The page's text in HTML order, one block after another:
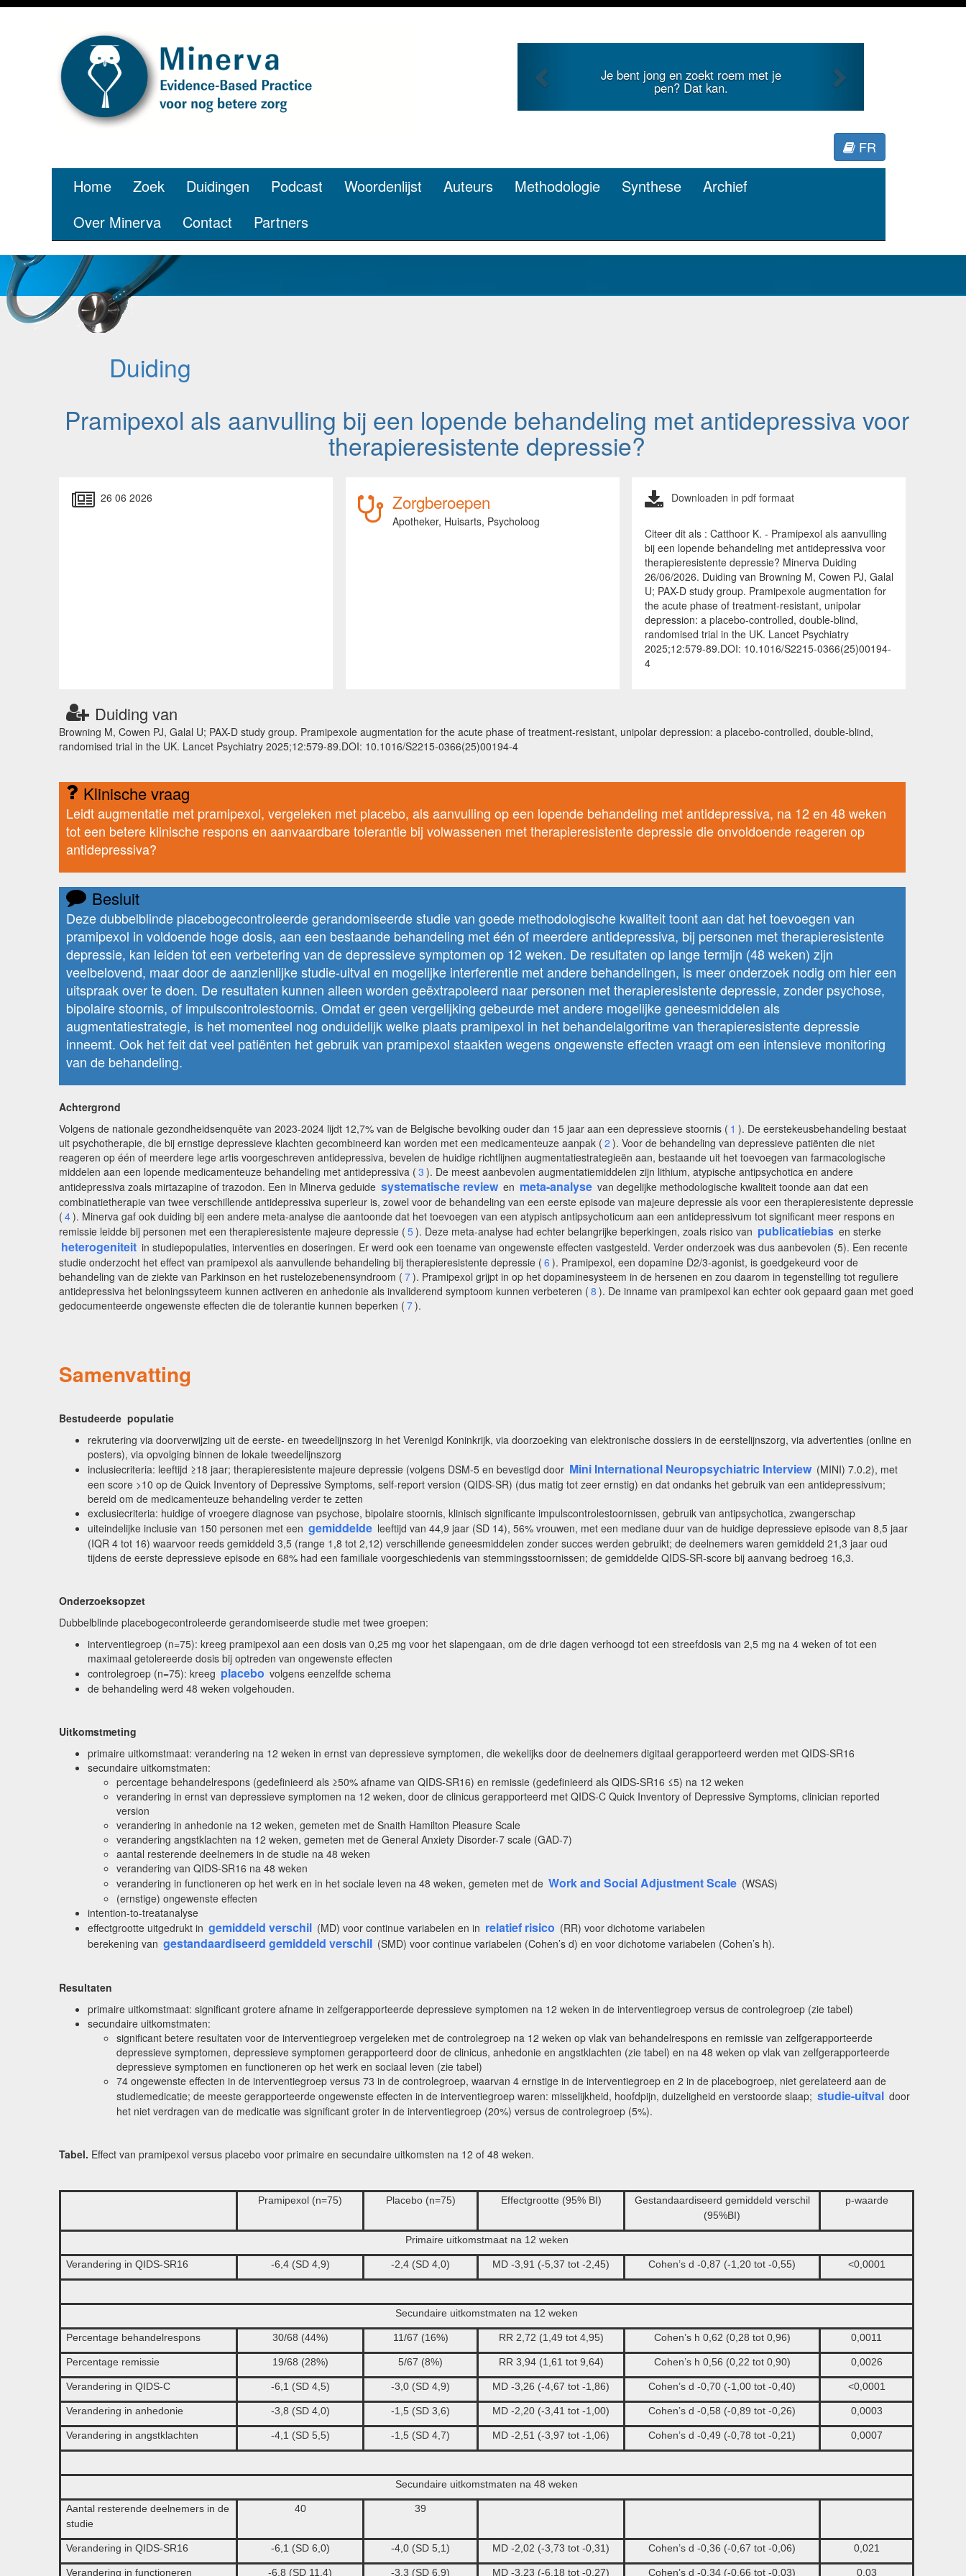
Je duidt internationale literatuur voor
Minerva.
FR
Home Zoek Duidingen Podcast Woordenlijst Auteurs Methodologie Synthese
Archief
Over Minerva
Contact Partners
Duiding
Pramipexol als aanvulling bij een lopende behandeling met antidepressiva voor
therapieresistente depressie?
26 06 2026 Zorgberoepen
Apotheker, Huisarts, Psycholoog
Downloaden in pdf formaat
Citeer dit als : Catthoor K. - Pramipexol als aanvulling
bij een lopende behandeling met antidepressiva voor
therapieresistente depressie? Minerva Duiding
26/06/2026. Duiding van Browning M, Cowen PJ, Galal
U; PAX-D study group. Pramipexole augmentation for
the acute phase of treatment-resistant, unipolar
depression: a placebo-controlled, double-blind,
randomised trial in the UK. Lancet Psychiatry
2025;12:579-89.DOI: 10.1016/S2215-0366(25)00194-
4
Duiding van
Browning M, Cowen PJ, Galal U; PAX-D study group. Pramipexole augmentation for the acute phase of treatment-resistant, unipolar depression: a placebo-controlled, double-blind,
randomised trial in the UK. Lancet Psychiatry 2025;12:579-89.DOI: 10.1016/S2215-0366(25)00194-4
Klinische vraag
Leidt augmentatie met pramipexol, vergeleken met placebo, als aanvulling op een lopende behandeling met antidepressiva, na 12 en 48 weken
tot een betere klinische respons en aanvaardbare tolerantie bij volwassenen met therapieresistente depressie die onvoldoende reageren op
antidepressiva?
Besluit
Deze dubbelblinde placebogecontroleerde gerandomiseerde studie van goede methodologische kwaliteit toont aan dat het toevoegen van
pramipexol in voldoende hoge dosis, aan een bestaande behandeling met één of meerdere antidepressiva, bij personen met therapieresistente
depressie, kan leiden tot een verbetering van de depressieve symptomen op 12 weken. De resultaten op lange termijn (48 weken) zijn
veelbelovend, maar door de aanzienlijke studie-uitval en mogelijke interferentie met andere behandelingen, is meer onderzoek nodig om hier een
uitspraak over te doen. De resultaten kunnen alleen worden geëxtrapoleerd naar personen met therapieresistente depressie, zonder psychose,
bipolaire stoornis, of impulscontrolestoornis. Omdat er geen vergelijking gebeurde met andere mogelijke geneesmiddelen als
augmentatiestrategie, is het momenteel nog onduidelijk welke plaats pramipexol in het behandelalgoritme van therapieresistente depressie
inneemt. Ook het feit dat veel patiënten het gebruik van pramipexol staakten wegens ongewenste effecten vraagt om een intensieve monitoring
van de behandeling.
Achtergrond
Volgens de nationale gezondheidsenquête van 2023-2024 lijdt 12,7% van de Belgische bevolking ouder dan 15 jaar aan een depressieve stoornis ( 1 ). De eerstekeusbehandeling bestaat
uit psychotherapie, die bij ernstige depressieve klachten gecombineerd kan worden met een medicamenteuze aanpak ( 2 ). Voor de behandeling van depressieve patiënten die niet
reageren op één of meerdere lege artis voorgeschreven antidepressiva, bevelen de huidige richtlijnen augmentatiestrategieën aan, bestaande uit het toevoegen van farmacologische
middelen aan een lopende medicamenteuze behandeling met antidepressiva ( 3 ). De meest aanbevolen augmentatiemiddelen zijn lithium, atypische antipsychotica en andere
antidepressiva zoals mirtazapine of trazodon. Een in Minerva geduide systematische review en meta-analyse van degelijke methodologische kwaliteit toonde aan dat een
combinatietherapie van twee verschillende antidepressiva superieur is, zowel voor de behandeling van een eerste episode van majeure depressie als voor een therapieresistente depressie
( 4). Minerva gaf ook duiding bij een andere meta-analyse die aantoonde dat het toevoegen van een atypisch antipsychoticum aan een antidepressivum tot significant meer respons en
remissie leidde bij personen met een therapieresistente majeure depressie ( 5). Deze meta-analyse had echter belangrijke beperkingen, zoals risico van publicatiebias en sterke
heterogeniteit in studiepopulaties, interventies en doseringen. Er werd ook een toename van ongewenste effecten vastgesteld. Verder onderzoek was dus aanbevolen (5). Een recente
studie onderzocht het effect van pramipexol als aanvullende behandeling bij therapieresistente depressie ( 6 ). Pramipexol, een dopamine D2/3-agonist, is goedgekeurd voor de
behandeling van de ziekte van Parkinson en het rustelozebenensyndroom ( 7). Pramipexol grijpt in op het dopaminesysteem in de hersenen en zou daarom in tegenstelling tot reguliere
antidepressiva het beloningssyteem kunnen activeren en anhedonie als invaliderend symptoom kunnen verbeteren ( 8 ). De inname van pramipexol kan echter ook gepaard gaan met goed
gedocumenteerde ongewenste effecten die de tolerantie kunnen beperken ( 7).
Samenvatting
Bestudeerde populatie
rekrutering via doorverwijzing uit de eerste- en tweedelijnszorg in het Verenigd Koninkrijk, via doorzoeking van elektronische dossiers in de eerstelijnszorg, via advertenties (online en
posters), via opvolging binnen de lokale tweedelijnszorg
inclusiecriteria: leeftijd ≥18 jaar; therapieresistente majeure depressie (volgens DSM-5 en bevestigd door Mini International Neuropsychiatric Interview (MINI) 7.0.2), met
een score >10 op de Quick Inventory of Depressive Symptoms, self-report version (QIDS-SR) (dus matig tot zeer ernstig) en dat ondanks het gebruik van een antidepressivum;
bereid om de medicamenteuze behandeling verder te zetten
exclusiecriteria: huidige of vroegere diagnose van psychose, bipolaire stoornis, klinisch significante impulscontrolestoornissen, gebruik van antipsychotica, zwangerschap
uiteindelijke inclusie van 150 personen met een gemiddelde leeftijd van 44,9 jaar (SD 14), 56% vrouwen, met een mediane duur van de huidige depressieve episode van 8,5 jaar
(IQR 4 tot 16) waarvoor reeds gemiddeld 3,5 (range 1,8 tot 2,12) verschillende geneesmiddelen zonder succes werden gebruikt; de deelnemers waren gemiddeld 21,3 jaar oud
tijdens de eerste depressieve episode en 68% had een familiale voorgeschiedenis van stemmingsstoornissen; de gemiddelde QIDS-SR-score bij aanvang bedroeg 16,3.
Onderzoeksopzet
Dubbelblinde placebogecontroleerde gerandomiseerde studie met twee groepen:
interventiegroep (n=75): kreeg pramipexol aan een dosis van 0,25 mg voor het slapengaan, om de drie dagen verhoogd tot een streefdosis van 2,5 mg na 4 weken of tot een
maximaal getolereerde dosis bij optreden van ongewenste effecten
controlegroep (n=75): kreeg placebo volgens eenzelfde schema
de behandeling werd 48 weken volgehouden.
Uitkomstmeting
primaire uitkomstmaat: verandering na 12 weken in ernst van depressieve symptomen, die wekelijks door de deelnemers digitaal gerapporteerd werden met QIDS-SR16
secundaire uitkomstmaten:
percentage behandelrespons (gedefinieerd als ≥50% afname van QIDS-SR16) en remissie (gedefinieerd als QIDS-SR16 ≤5) na 12 weken
verandering in ernst van depressieve symptomen na 12 weken, door de clinicus gerapporteerd met QIDS-C Quick Inventory of Depressive Symptoms, clinician reported
version
verandering in anhedonie na 12 weken, gemeten met de Snaith Hamilton Pleasure Scale
verandering angstklachten na 12 weken, gemeten met de General Anxiety Disorder-7 scale (GAD-7)
aantal resterende deelnemers in de studie na 48 weken
verandering van QIDS-SR16 na 48 weken
verandering in functioneren op het werk en in het sociale leven na 48 weken, gemeten met de Work and Social Adjustment Scale (WSAS)
(ernstige) ongewenste effecten
intention-to-treatanalyse
effectgrootte uitgedrukt in gemiddeld verschil (MD) voor continue variabelen en in relatief risico (RR) voor dichotome variabelen
berekening van gestandaardiseerd gemiddeld verschil (SMD) voor continue variabelen (Cohen’s d) en voor dichotome variabelen (Cohen’s h).
Resultaten
primaire uitkomstmaat: significant grotere afname in zelfgerapporteerde depressieve symptomen na 12 weken in de interventiegroep versus de controlegroep (zie tabel)
secundaire uitkomstmaten:
significant betere resultaten voor de interventiegroep vergeleken met de controlegroep na 12 weken op vlak van behandelrespons en remissie van zelfgerapporteerde
depressieve symptomen, depressieve symptomen gerapporteerd door de clinicus, anhedonie en angstklachten (zie tabel) en na 48 weken op vlak van zelfgerapporteerde
depressieve symptomen en functioneren op het werk en sociaal leven (zie tabel)
74 ongewenste effecten in de interventiegroep versus 73 in de controlegroep, waarvan 4 ernstige in de interventiegroep en 2 in de placebogroep, niet gerelateerd aan de
studiemedicatie; de meeste gerapporteerde ongewenste effecten in de interventiegroep waren: misselijkheid, hoofdpijn, duizeligheid en verstoorde slaap; studie-uitval door
het niet verdragen van de medicatie was significant groter in de interventiegroep (20%) versus de controlegroep (5%).
Tabel. Effect van pramipexol versus placebo voor primaire en secundaire uitkomsten na 12 of 48 weken.
Pramipexol (n=75) Placebo (n=75) Effectgrootte (95% BI)
Gestandaardiseerd gemiddeld verschil
(95%BI)
p-waarde
Primaire uitkomstmaat na 12 weken
Verandering in QIDS-SR16 -6,4 (SD 4,9) -2,4 (SD 4,0) MD -3,91 (-5,37 tot -2,45) Cohen’s d -0,87 (-1,20 tot -0,55) <0,0001
Secundaire uitkomstmaten na 12 weken
Percentage behandelrespons 30/68 (44%) 11/67 (16%) RR 2,72 (1,49 tot 4,95) Cohen’s h 0,62 (0,28 tot 0,96) 0,0011
Percentage remissie 19/68 (28%) 5/67 (8%) RR 3,94 (1,61 tot 9,64) Cohen’s h 0,56 (0,22 tot 0,90) 0,0026
Verandering in QIDS-C -6,1 (SD 4,5) -3,0 (SD 4,9) MD -3,26 (-4,67 tot -1,86) Cohen’s d -0,70 (-1,00 tot -0,40) <0,0001
Verandering in anhedonie -3,8 (SD 4,0) -1,5 (SD 3,6) MD -2,20 (-3,41 tot -1,00) Cohen’s d -0,58 (-0,89 tot -0,26) 0,0003
Verandering in angstklachten -4,1 (SD 5,5) -1,5 (SD 4,7) MD -2,51 (-3,97 tot -1,06) Cohen’s d -0,49 (-0,78 tot -0,21) 0,0007
Secundaire uitkomstmaten na 48 weken
Aantal resterende deelnemers in de
studie
40 39
Verandering in QIDS-SR16 -6,1 (SD 6,0) -4,0 (SD 5,1) MD -2,02 (-3,73 tot -0,31) Cohen’s d -0,36 (-0,67 tot -0,06) 0,021
Verandering in functioneren -6,8 (SD 11,4) -3,3 (SD 6,9) MD -3,23 (-6,18 tot -0,27) Cohen’s d -0,34 (-0,66 tot -0,03) 0,03